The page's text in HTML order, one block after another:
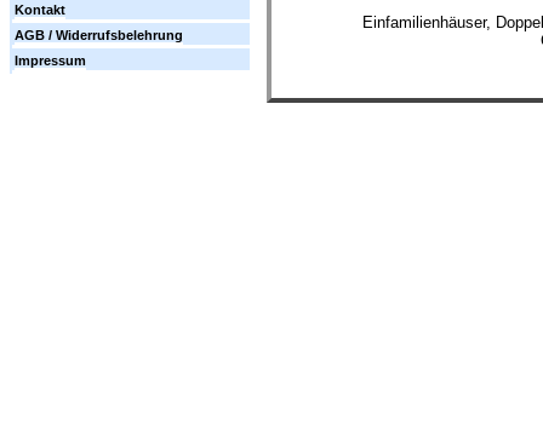
Einfamilienhäuser,
Kontakt
AGB / Widerrufsbelehrung
Impressum